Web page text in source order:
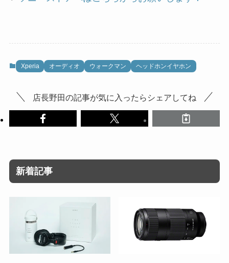
Xperia オーディオ ウォークマン ヘッドホンイヤホン
店長野田の記事が気に入ったらシェアしてね
新着記事